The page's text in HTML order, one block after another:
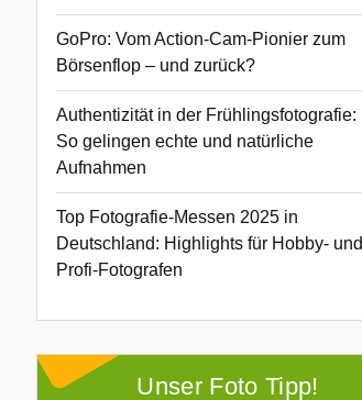
GoPro: Vom Action-Cam-Pionier zum
Börsenflop – und zurück?
Authentizität in der Frühlingsfotografie:
So gelingen echte und natürliche
Aufnahmen
Top Fotografie-Messen 2025 in
Deutschland: Highlights für Hobby- und
Profi-Fotografen
Unser Foto Tipp!